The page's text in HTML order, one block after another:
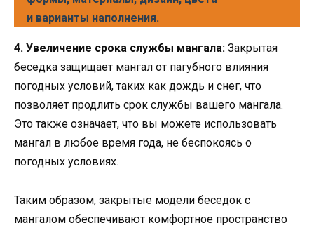
и варианты наполнения.
4. Увеличение срока службы мангала: Закрытая
беседка защищает мангал от пагубного влияния
погодных условий, таких как дождь и снег, что
позволяет продлить срок службы вашего мангала.
Это также означает, что вы можете использовать
мангал в любое время года, не беспокоясь о
погодных условиях.
Таким образом, закрытые модели беседок с
мангалом обеспечивают комфортное пространство